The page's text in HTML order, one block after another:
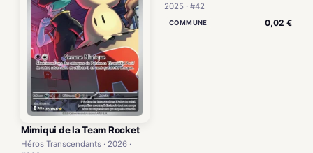
Mimiqui de la Team Rocket
Héros Transcendants · 2026 ·
2025 · #42
COMMUNE 0,02 €